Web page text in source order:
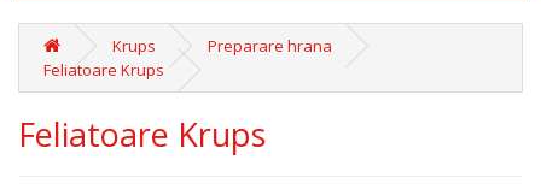
Krups
Preparare hrana
Feliatoare Krups
Feliatoare Krups